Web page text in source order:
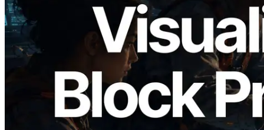
Validators Solutions, Solana Block
Analyzer'ı Yayınladı — Slot Başına Blok
Üretim Süresi ve Görevli Doğrulayıcı
Görselleştirmesi
Bu makaleyi oku